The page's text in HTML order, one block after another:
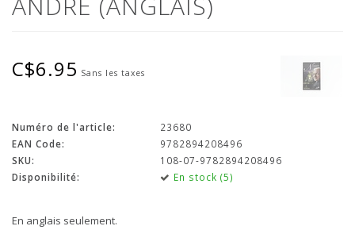
C$6.95 Sans les taxes
Numéro de l'article:
23680
EAN Code:
9782894208496
SKU:
108-07-9782894208496
Disponibilité:
En stock (5)
En anglais seulement.